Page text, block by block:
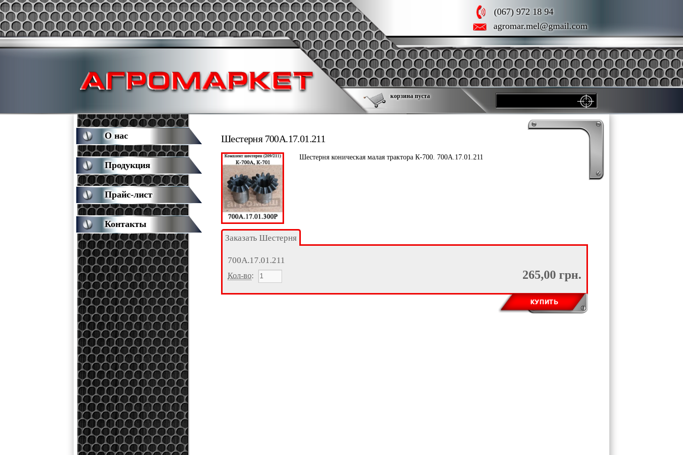
(067) 972 18 94
agromar.mel@gmail.com
корзина пуста
Шестерня 700А.17.01.211
Шестерня коническая малая трактора К-700. 700А.17.01.211
Заказать Шестерня
700А.17.01.211
265,00 грн.
Кол-во:
О нас
Продукция
Прайс-лист
Контакты